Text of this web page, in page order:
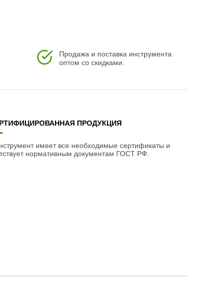
Продажа и поставка инструмента
оптом со скидками.
ПРОДУКЦИЯ
имеет все необходимые сертификаты и
нормативным документам ГОСТ РФ.